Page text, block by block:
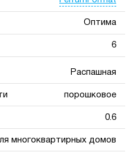
Оптима
6
Распашная
порошковое
0.6
многоквартирных домов